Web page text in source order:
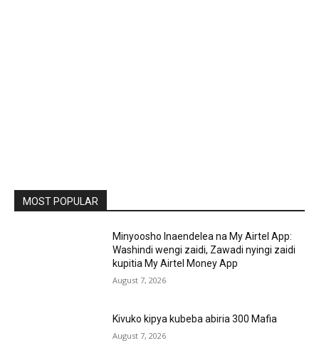
MOST POPULAR
Minyoosho Inaendelea na My Airtel App:
Washindi wengi zaidi, Zawadi nyingi zaidi
kupitia My Airtel Money App
August 7, 2026
Kivuko kipya kubeba abiria 300 Mafia
August 7, 2026